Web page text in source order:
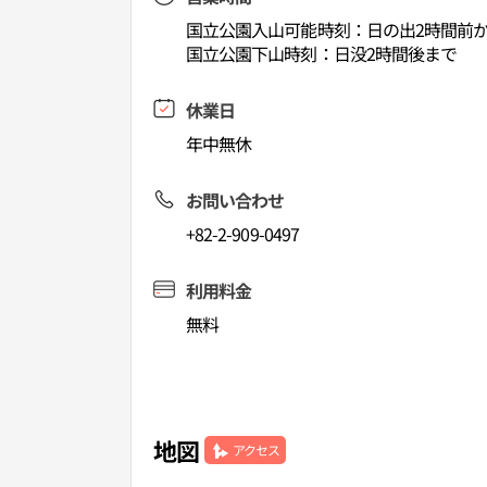
国立公園入山可能時刻：日の出2時間前
国立公園下山時刻：日没2時間後まで
休業日
年中無休
お問い合わせ
+82-2-909-0497
利用料金
無料
地図 アクセス